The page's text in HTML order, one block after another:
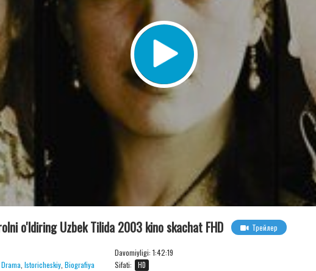
o'ldiring Uzbek Tilida 2003 kino skachat FHD Трейлер
Drama Istoricheskiy Biografiya
Davomiyligi:1:42:19
Sifati:
HD